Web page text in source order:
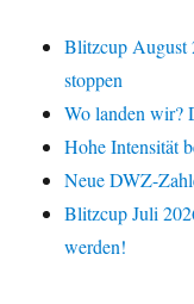
Blitzcup August
stoppen
Wo landen wir?
Hohe Intensität
Neue DWZ-
Blitzcup Juli
werden!